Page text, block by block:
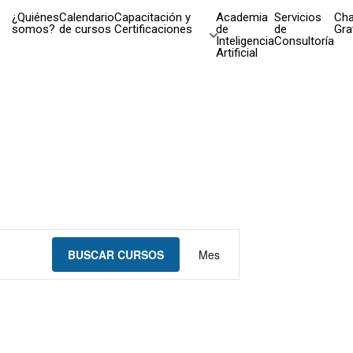
¿Quiénes
somos?
Calendario
de cursos
Capacitación y
Certificaciones
Academia
de
Inteligencia
Artificial
Servicios
de
Consultoría
BUSCAR CURSOS Mes